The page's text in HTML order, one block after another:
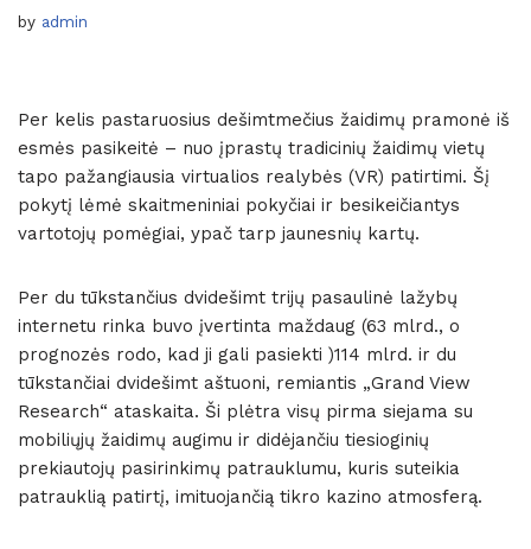
by admin
Per kelis pastaruosius dešimtmečius žaidimų pramonė iš
esmės pasikeitė – nuo įprastų tradicinių žaidimų vietų
tapo pažangiausia virtualios realybės (VR) patirtimi. Šį
pokytį lėmė skaitmeniniai pokyčiai ir besikeičiantys
vartotojų pomėgiai, ypač tarp jaunesnių kartų.
Per du tūkstančius dvidešimt trijų pasaulinė lažybų
internetu rinka buvo įvertinta maždaug (63 mlrd., o
prognozės rodo, kad ji gali pasiekti )114 mlrd. ir du
tūkstančiai dvidešimt aštuoni, remiantis „Grand View
Research“ ataskaita. Ši plėtra visų pirma siejama su
mobiliųjų žaidimų augimu ir didėjančiu tiesioginių
prekiautojų pasirinkimų patrauklumu, kuris suteikia
patrauklią patirtį, imituojančią tikro kazino atmosferą.